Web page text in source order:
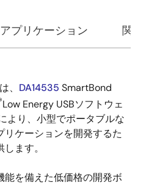
アプリケーション 関
、 DA14535 SmartBond
Low Energy USBソフトウェ
より、小型でポータブルな
リケーションを開発するた
ます。
能を備えた低価格の開発ボ